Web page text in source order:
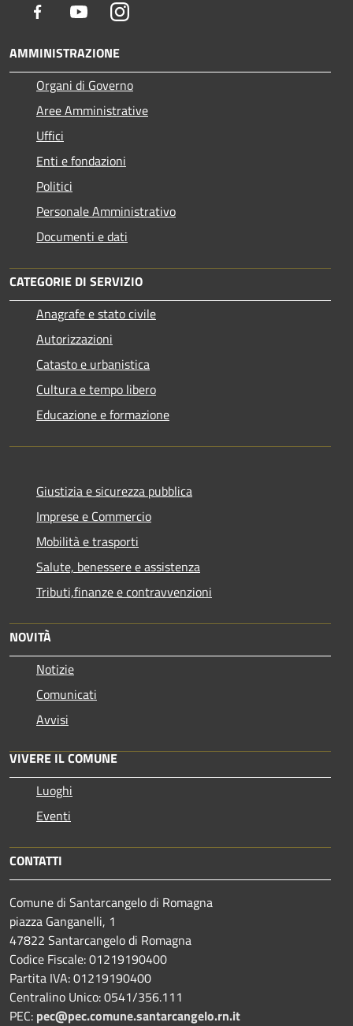
Facebook YoutubeInstagram
AMMINISTRAZIONE
Organi di Governo
Aree Amministrative
Uffici
Enti e fondazioni
Politici
Personale Amministrativo
Documenti e dati
CATEGORIE DI SERVIZIO
Anagrafe e stato civile
Autorizzazioni
Catasto e urbanistica
Cultura e tempo libero
Educazione e formazione
Giustizia e sicurezza pubblica
Imprese e Commercio
Mobilità e trasporti
Salute, benessere e assistenza
Tributi,finanze e contravvenzioni
NOVITÀ
Notizie
Comunicati
Avvisi
VIVERE IL COMUNE
Luoghi
Eventi
CONTATTI
Comune di Santarcangelo di Romagna
piazza Ganganelli, 1
47822 Santarcangelo di Romagna
Codice Fiscale: 01219190400
Partita IVA: 01219190400
Centralino Unico: 0541/356.111
PEC: pec@pec.comune.santarcangelo.rn.it